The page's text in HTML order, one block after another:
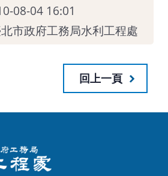
08-04 16:01
市政府工務局水利工程處
回上一頁